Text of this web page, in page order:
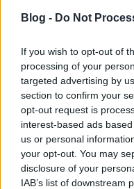
Blog - Do Not
If you wish to opt-out of
processing of your
targeted advertising by
section to confirm your
opt-out request is
interest-based ads
us or personal
your opt-out. You may
disclosure of your
IAB’s list of downstream
Mit tud ez a kevert
létfenntartási dolgok
színjátékot bekajálja.
verziókból
EURÓPAI EMBER
túlképzett és
a média és az anyagi
AMIT A SZOCIÁLIS